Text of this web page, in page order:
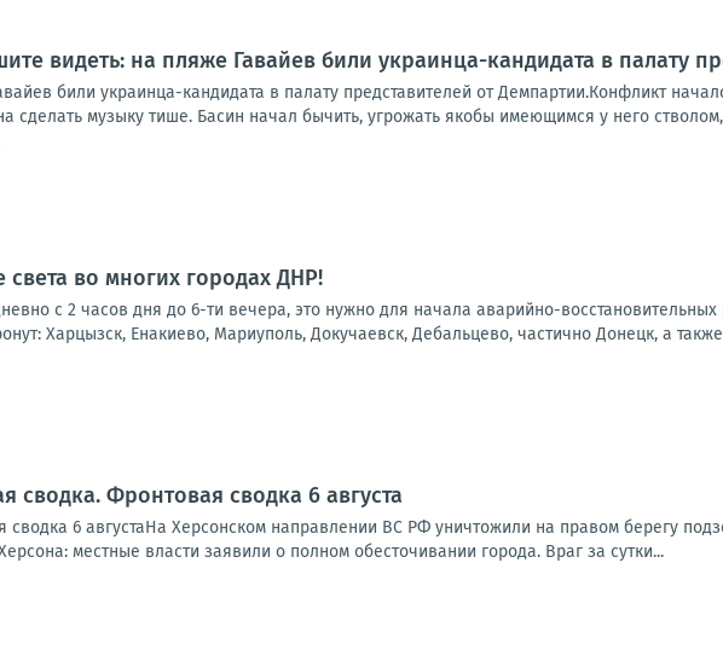
видеть: на пляже Гавайев били украинца-кандидата в палату
били украинца-кандидата в палату представителей от Демпартии.Конфликт
сделать музыку тише. Басин начал бычить, угрожать якобы имеющимся у него стволом,
во многих городах ДНР!
с 2 часов дня до 6-ти вечера, это нужно для начала аварийно-восстановительных
Харцызск, Енакиево, Мариуполь, Докучаевск, Дебальцево, частично Донецк, а
сводка. Фронтовая сводка 6 августа
сводка 6 августаНа Херсонском направлении ВС РФ уничтожили на правом берегу
местные власти заявили о полном обесточивании города. Враг за сутки...